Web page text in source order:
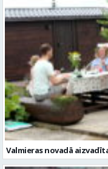
Valmieras novadā